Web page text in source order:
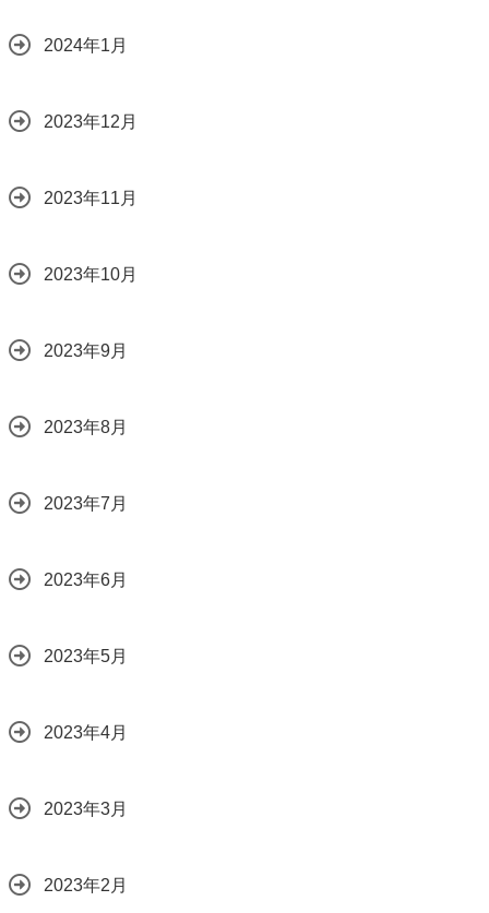
2024年1月
2023年12月
2023年11月
2023年10月
2023年9月
2023年8月
2023年7月
2023年6月
2023年5月
2023年4月
2023年3月
2023年2月